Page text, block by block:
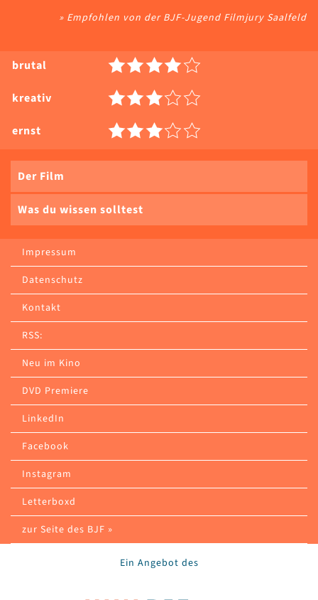
» Empfohlen von der BJF-Jugend Filmjury Saalfeld
brutal
kreativ
ernst
Der Film
Was du wissen solltest
Impressum
Datenschutz
Kontakt
RSS:
Neu im Kino
DVD Premiere
LinkedIn
Facebook
Instagram
Letterboxd
zur Seite des BJF »
Ein Angebot des